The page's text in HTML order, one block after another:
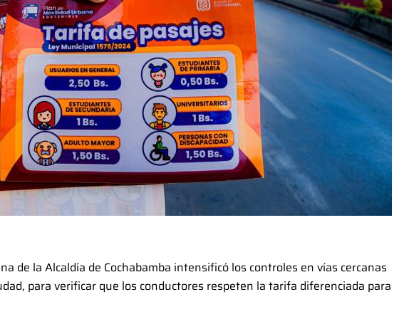
de la Alcaldía de Cochabamba intensificó los controles en vías cercanas
para verificar que los conductores respeten la tarifa diferenciada para